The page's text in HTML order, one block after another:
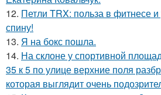
12. Петли TRX: польза в фитнесе
спину!
13. Я на бокс пошла.
14. На склоне у спортивной
35 к 5 по улице верхние поля
которая выглядит очень